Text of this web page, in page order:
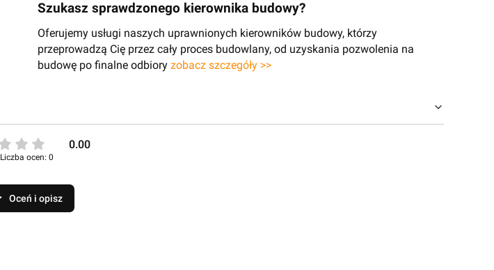
Szukasz sprawdzonego kierownika budowy?
Oferujemy usługi naszych uprawnionych kierowników budowy, którzy
przeprowadzą Cię przez cały proces budowlany, od uzyskania pozwolenia na
budowę po finalne odbiory zobacz szczegóły >>
0.00
Liczba ocen: 0
Oceń i opisz